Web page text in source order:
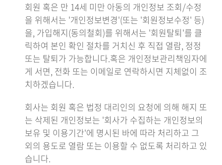
회원 혹은 만 14세 미만 아동의 개인정보 조회/수정
을 위해서는 '개인정보변경'(또는 '회원정보수정' 등)
을, 가입해지(동의철회)를 위해서는 '회원탈퇴'를 클
릭하여 본인 확인 절차를 거치신 후 직접 열람, 정정
또는 탈퇴가 가능합니다.혹은 개인정보관리책임자에
게 서면, 전화 또는 이메일로 연락하시면 지체없이 조
치하겠습니다.
회사는 회원 혹은 법정 대리인의 요청에 의해 해지 또
는 삭제된 개인정보는 '회사가 수집하는 개인정보의
보유 및 이용기간'에 명시된 바에 따라 처리하고 그
외의 용도로 열람 또는 이용할 수 없도록 처리하고 있
습니다.